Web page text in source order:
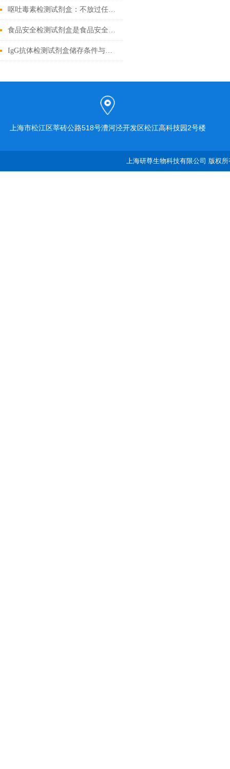
呕吐毒素检测试剂盒：不放过任何微量毒素隐患
食品安全检测试剂盒是食品安全领域的重要工具
IgG抗体检测试剂盒储存条件与有效期管理
上海市松江区莘砖公路518号漕河泾开发区松江高科技园2号楼
上海研尊生物科技有限公司 版权